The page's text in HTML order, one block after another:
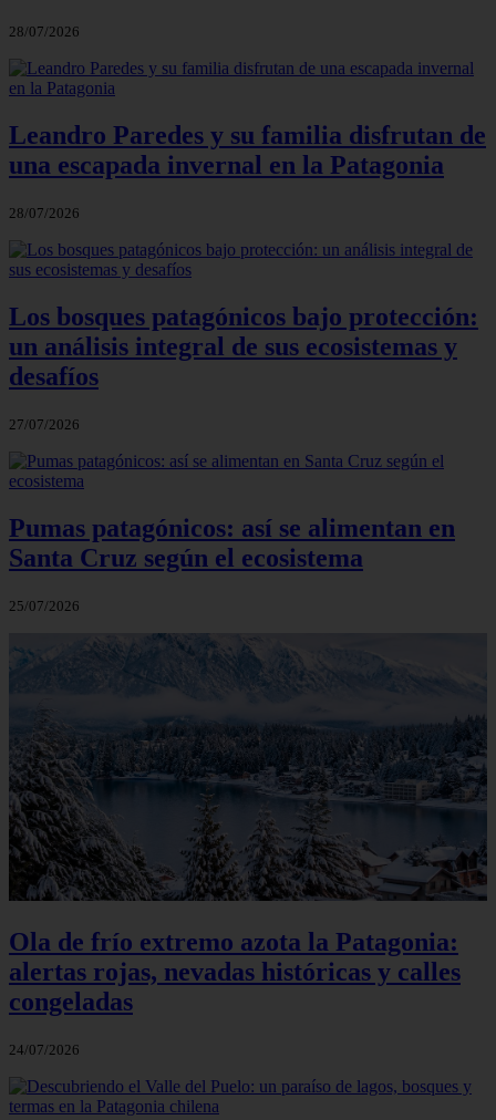
28/07/2026
Leandro Paredes y su familia disfrutan de
una escapada invernal en la Patagonia
28/07/2026
Los bosques patagónicos bajo protección:
un análisis integral de sus ecosistemas y
desafíos
27/07/2026
Pumas patagónicos: así se alimentan en
Santa Cruz según el ecosistema
25/07/2026
Ola de frío extremo azota la Patagonia:
alertas rojas, nevadas históricas y calles
congeladas
24/07/2026